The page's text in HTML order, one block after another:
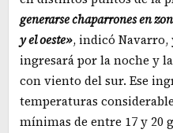
generarse chaparrones en
y el oeste», indicó
ingresará por la noche y
con viento del sur. Ese
temperaturas
mínimas de entre 17 y 20